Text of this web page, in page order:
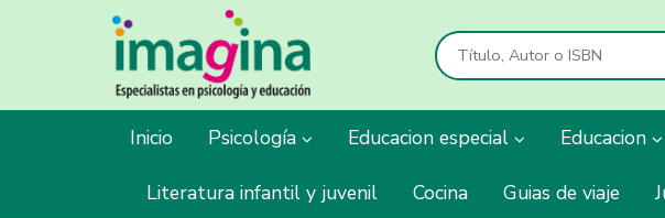
Inicio Psicología Educacion especial Educacion
Literatura infantil y juvenil Cocina Guias de viaje